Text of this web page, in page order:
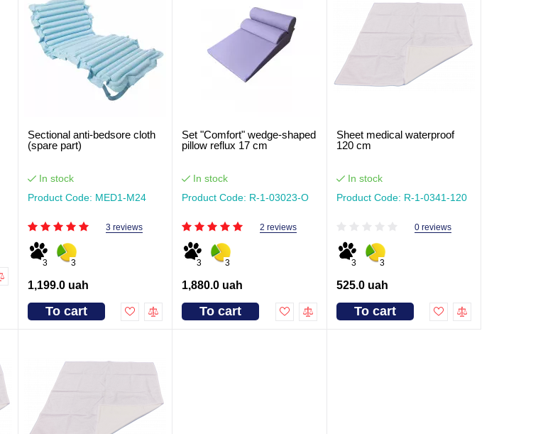
Sectional anti-bedsore cloth
(spare part)
In stock
Product Code: MED1-M24
3 reviews
3 3
1,199.0 uah
To cart
Set "Comfort" wedge-shaped
pillow reflux 17 cm
In stock
Product Code: R-1-03023-О
2 reviews
3 3
1,880.0 uah
To cart
Sheet medical waterproof
120 cm
In stock
Product Code: R-1-0341-120
0 reviews
3 3
525.0 uah
To cart